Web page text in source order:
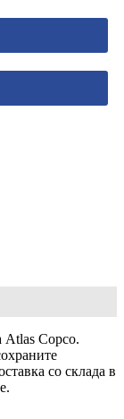
Atlas Copco.
со склада в